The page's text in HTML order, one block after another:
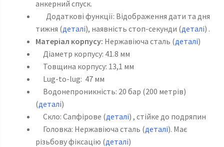
анкерний спуск.
Додаткові функції: Відображення дати та дня
тижня (деталі), наявність стоп-секунди (деталі) .
Матеріал корпусу: Нержавіюча сталь (деталі)
Діаметр корпусу: 41.8 мм
Товщина корпусу: 13,1 мм
Lug-to-lug: 47 мм
Водонепроникність: 20 бар (200 метрів)
(деталі)
Скло: Сапфірове (деталі) , стійке до подряпин
Головка: Нержавіюча сталь (деталі). Має
різьбову фіксацію (деталі)